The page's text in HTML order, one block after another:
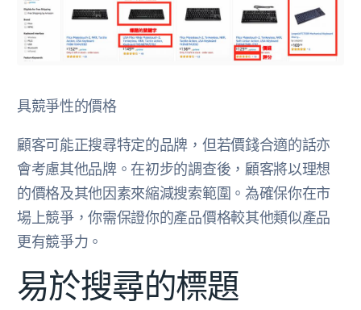
具競爭性的價格
顧客可能正搜尋特定的品牌，但若價錢合適的話亦
會考慮其他品牌。在初步的調查後，顧客將以理想
的價格及其他因素來縮減搜索範圍。為確保你在市
場上競爭，你需保證你的產品價格較其他類似產品
更有競爭力。
易於搜尋的標題